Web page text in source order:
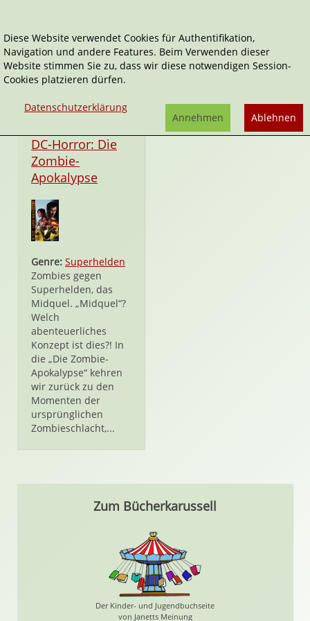
Renato Guedes
DC-Horror: Die
Zombie-
Apokalypse
Genre: Superhelden
Zombies gegen
Superhelden, das
Midquel. „Midquel“?
Welch
abenteuerliches
Konzept ist dies?! In
die „Die Zombie-
Apokalypse“ kehren
wir zurück zu den
Momenten der
ursprünglichen
Zombieschlacht,...
Zum Bücherkarussell
Der Kinder- und Jugendbuchseite
von Janetts Meinung
Diese Website verwendet Cookies für Authentifikation,
Navigation und andere Features. Beim Verwenden dieser
Website stimmen Sie zu, dass wir diese notwendigen Session-
Cookies platzieren dürfen.
Datenschutzerklärung
Ablehnen
Annehmen